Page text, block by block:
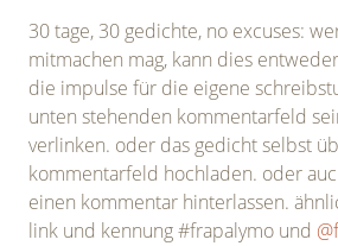
30 tage, 30 gedichte, no excuses:
mitmachen mag, kann dies
die impulse für die eigene
unten stehenden kommentarfeld
verlinken. oder das gedicht selbst
kommentarfeld hochladen. oder
einen kommentar hinterlassen.
link und kennung #frapalymo und